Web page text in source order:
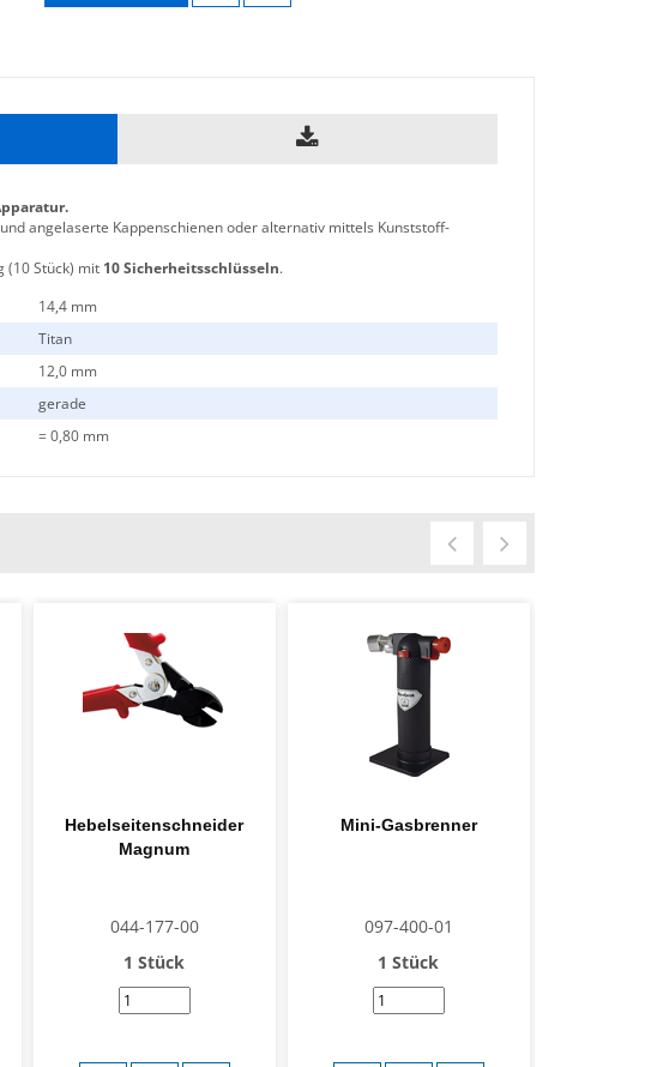
angelaserte Kappenschienen oder alternativ mittels Kunststoff-
(10 Stück) mit 10 Sicherheitsschlüsseln.
14,4 mm
Titan
12,0 mm
gerade
= 0,80 mm
Hebelseitenschneider
Magnum
044-177-00
1 Stück
Mini-Gasbrenner
097-400-01
1 Stück